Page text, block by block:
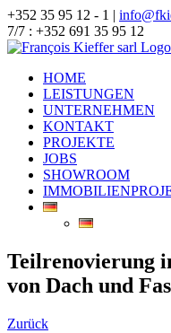
Zum
Inhalt
springen
+352 35 95 12 - 1 |
7/7 : +352 691 35 95 12
HOME
LEISTUNGEN
UNTERNEHMEN
KONTAKT
PROJEKTE
JOBS
SHOWROOM
Teilrenovierung
von Dach und
Zurück